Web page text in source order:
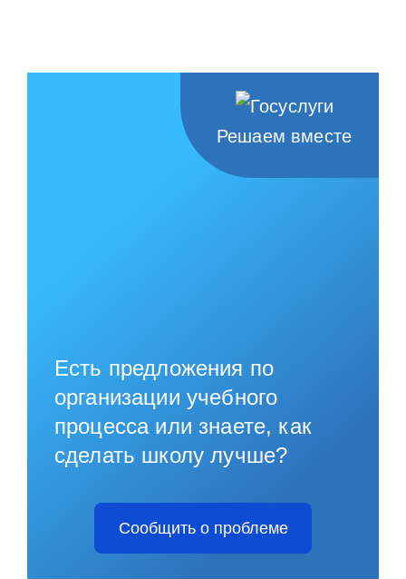
Решаем вместе
Есть предложения по
организации учебного
процесса или знаете, как
сделать школу лучше?
Сообщить о проблеме